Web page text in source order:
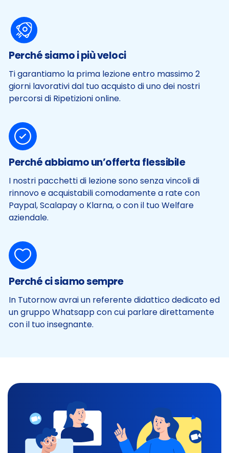
Perché siamo i più veloci
Ti garantiamo la prima lezione entro massimo 2
giorni lavorativi dal tuo acquisto di uno dei nostri
percorsi di Ripetizioni online.
Perché abbiamo un’offerta flessibile
I nostri pacchetti di lezione sono senza vincoli di
rinnovo e acquistabili comodamente a rate con
Paypal, Scalapay o Klarna, o con il tuo Welfare
aziendale.
Perché ci siamo sempre
In Tutornow avrai un referente didattico dedicato ed
un gruppo Whatsapp con cui parlare direttamente
con il tuo insegnante.